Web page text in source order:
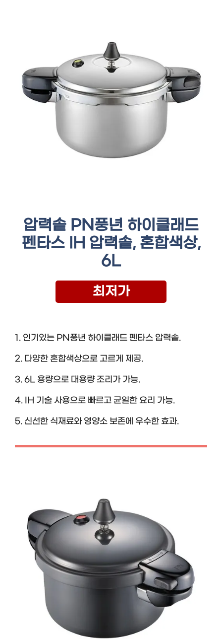
압력솥 PN풍년 하이클래드
펜타스 IH 압력솥, 혼합색상,
6L
최저가
1. 인기있는 PN풍년 하이클래드 펜타스 압력솥.
2. 다양한 혼합색상으로 고르게 제공.
3. 6L 용량으로 대용량 조리가 가능.
4. IH 기술 사용으로 빠르고 균일한 요리 가능.
5. 신선한 식재료와 영양소 보존에 우수한 효과.